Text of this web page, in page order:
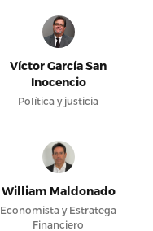
Víctor García San
Inocencio
Política y justicia
William Maldonado
Economista y Estratega
Financiero